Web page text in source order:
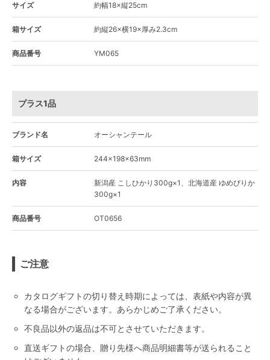
サイズ 約幅18×縦25cm
箱サイズ 約縦26×横19×厚み2.3cm
商品番号 YM065
プラス1品
ブランド名 オーシャンテール
箱サイズ 244×198×63mm
内容
新潟産 こしひかり300g×1、北海道産 ゆめぴりか
300g×1
商品番号 OT0656
ご注意
カタログギフトの切り替え時期によっては、表紙や内容が異
なる場合がございます。あらかじめご了承ください。
不良品以外の返品は不可とさせていただきます。
直送ギフトの場合、贈り先様へ商品明細書等が送られること